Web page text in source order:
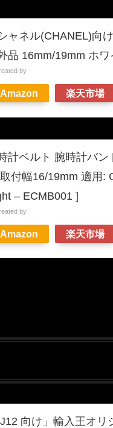
シャネル(CHANEL)向
品 16mm/19mm ホ
by
Amazon 楽天市場
計ベルト 腕時計バ
取付幅16/19mm 適用:
– ECMB001 ]
by
Amazon 楽天市場
J12 向け」輸入王オ